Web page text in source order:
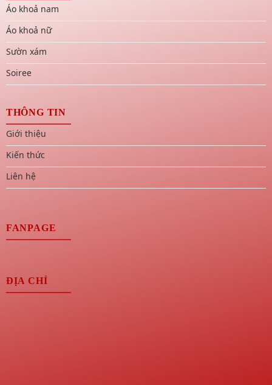
Áo khoả nam
Áo khoả nữ
Sườn xám
Soiree
THÔNG TIN
Giới thiệu
Kiến thức
Liên hệ
FANPAGE
ĐỊA CHỈ